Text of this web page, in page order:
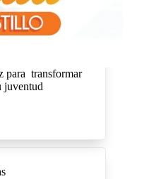
para transformar
juventud